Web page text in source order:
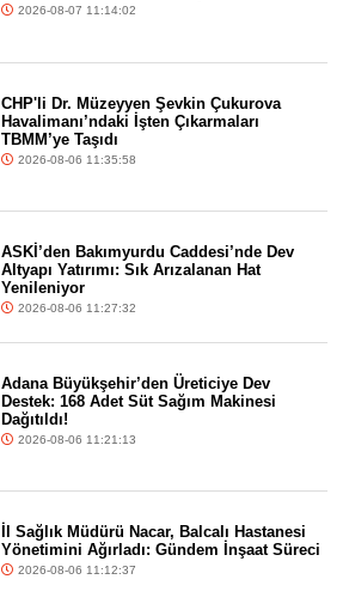
2026-08-07 11:14:02
CHP'li Dr. Müzeyyen Şevkin Çukurova
Havalimanı’ndaki İşten Çıkarmaları
TBMM’ye Taşıdı
2026-08-06 11:35:58
ASKİ’den Bakımyurdu Caddesi’nde Dev
Altyapı Yatırımı: Sık Arızalanan Hat
Yenileniyor
2026-08-06 11:27:32
Adana Büyükşehir’den Üreticiye Dev
Destek: 168 Adet Süt Sağım Makinesi
Dağıtıldı!
2026-08-06 11:21:13
İl Sağlık Müdürü Nacar, Balcalı Hastanesi
Yönetimini Ağırladı: Gündem İnşaat Süreci
2026-08-06 11:12:37